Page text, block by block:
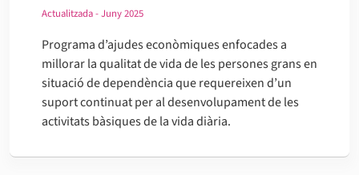
Actualitzada - Juny 2025
Programa d’ajudes econòmiques enfocades a
millorar la qualitat de vida de les persones grans en
situació de dependència que requereixen d’un
suport continuat per al desenvolupament de les
activitats bàsiques de la vida diària.